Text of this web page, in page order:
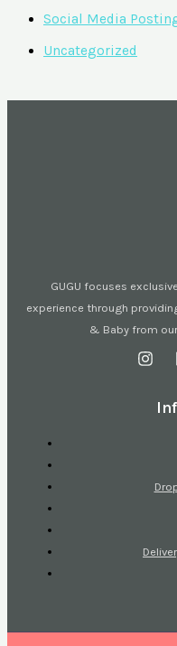
Social Media
Uncategorized
GUGU focuses
experience through
& Baby from